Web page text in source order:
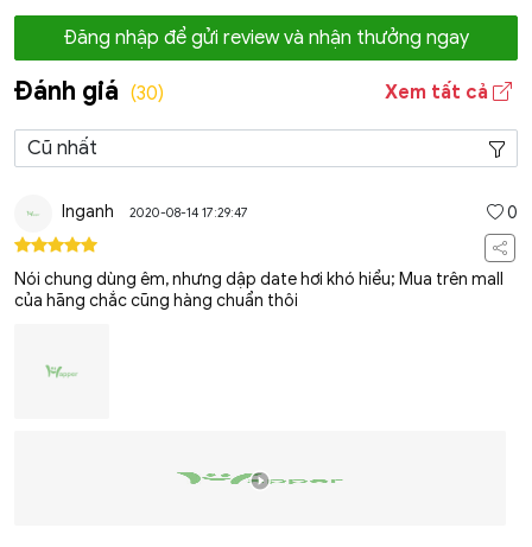
Đăng nhập để gửi review và nhận thưởng ngay
Đánh giá (30) Xem tất cả
lnganh 2020-08-14 17:29:47 0
Nói chung dùng êm, nhưng dập date hơi khó hiểu; Mua trên mall
của hãng chắc cũng hàng chuẩn thôi